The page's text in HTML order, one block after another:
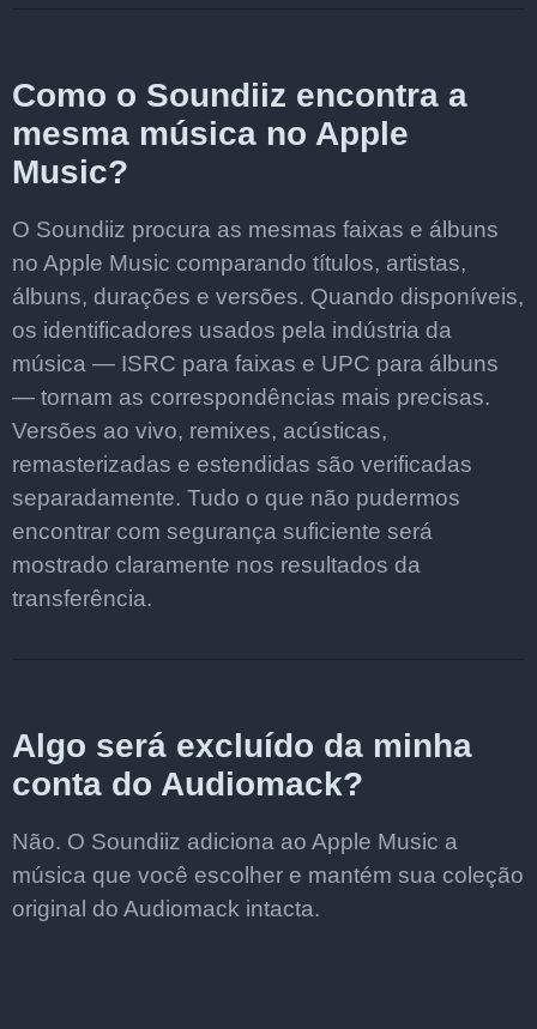
Como o Soundiiz encontra a
mesma música no Apple
Music?
O Soundiiz procura as mesmas faixas e álbuns
no Apple Music comparando títulos, artistas,
álbuns, durações e versões. Quando disponíveis,
os identificadores usados pela indústria da
música — ISRC para faixas e UPC para álbuns
— tornam as correspondências mais precisas.
Versões ao vivo, remixes, acústicas,
remasterizadas e estendidas são verificadas
separadamente. Tudo o que não pudermos
encontrar com segurança suficiente será
mostrado claramente nos resultados da
transferência.
Algo será excluído da minha
conta do Audiomack?
Não. O Soundiiz adiciona ao Apple Music a
música que você escolher e mantém sua coleção
original do Audiomack intacta.